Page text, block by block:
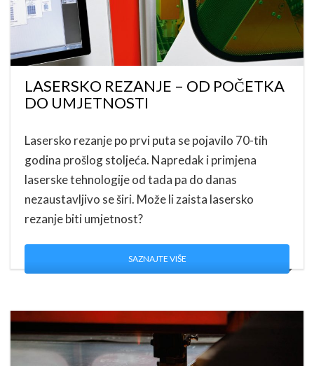
LASERSKO REZANJE – OD POČETKA
DO UMJETNOSTI
Lasersko rezanje po prvi puta se pojavilo 70-tih
godina prošlog stoljeća. Napredak i primjena
laserske tehnologije od tada pa do danas
nezaustavljivo se širi. Može li zaista lasersko
rezanje biti umjetnost?
SAZNAJTE VIŠE